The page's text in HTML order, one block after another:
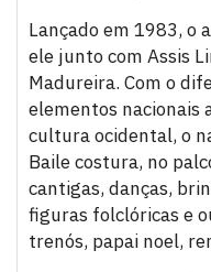
Lançado em 1983, o
ele junto com Assis
Madureira. Com o
elementos nacionais
cultura ocidental, o
Baile costura, no
cantigas, danças,
figuras folclóricas e
trenós, papai noel,